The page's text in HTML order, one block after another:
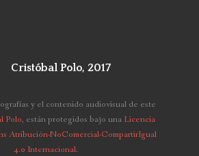
Cristóbal Polo, 2017
y el contenido audiovisual de este
Polo, están protegidos bajo una Licencia
Atribución-NoComercial-CompartirIgual
4.0 Internacional.